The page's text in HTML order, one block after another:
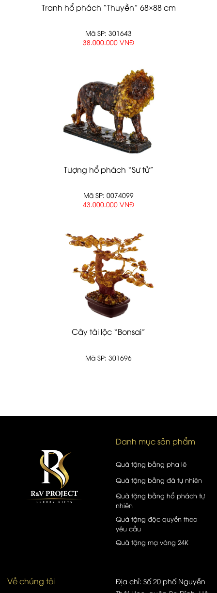
Tranh hổ phách “Thuyền” 68×88 cm
Mã SP: 301643
38.000.000 VNĐ
Tượng hổ phách “Sư tử”
Mã SP: 0074099
43.000.000 VNĐ
Cây tài lộc “Bonsai”
Mã SP: 301696
Danh mục sản phẩm
Quà tặng bằng pha lê
Quà tặng bằng đá tự nhiên
Quà tặng bằng hổ phách tự
nhiên
Quà tặng độc quyền theo
yêu cầu
Quà tặng mạ vàng 24K
Về chúng tôi
Địa chỉ: Số 20 phố Nguyễn